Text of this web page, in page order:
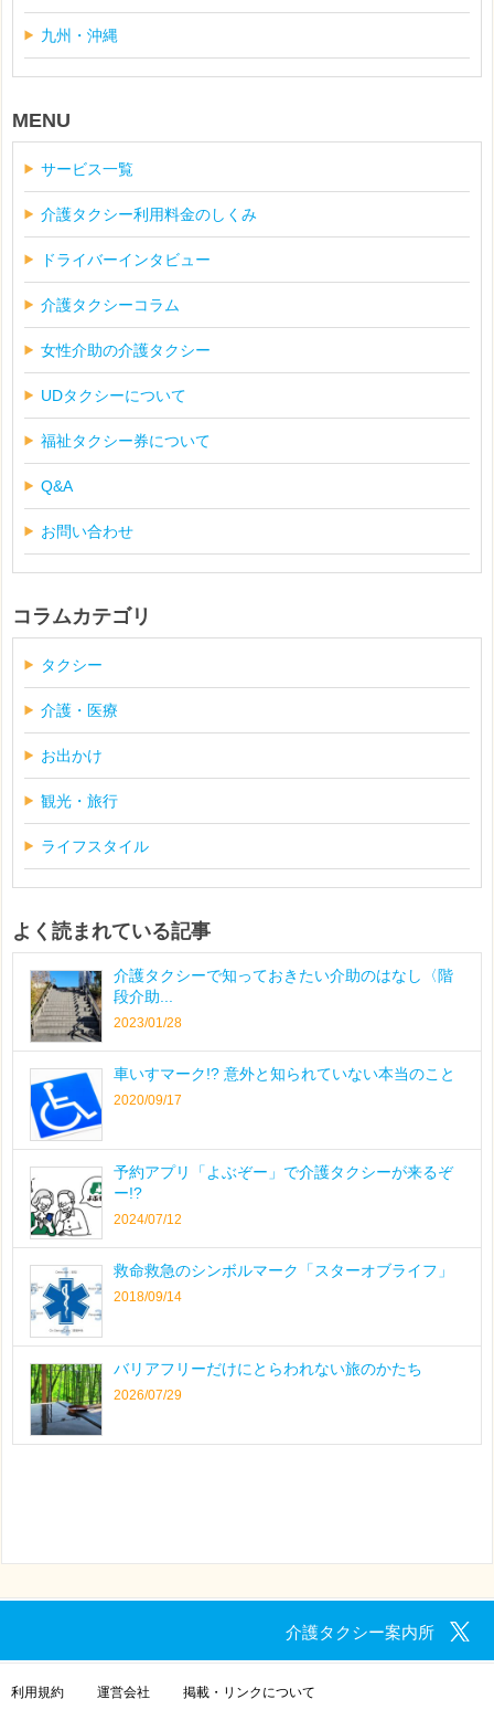
九州・沖縄
MENU
サービス一覧
介護タクシー利用料金のしくみ
ドライバーインタビュー
介護タクシーコラム
女性介助の介護タクシー
UDタクシーについて
福祉タクシー券について
Q&A
お問い合わせ
コラムカテゴリ
タクシー
介護・医療
お出かけ
観光・旅行
ライフスタイル
よく読まれている記事
介護タクシーで知っておきたい介助のはなし〈階
段介助...
2023/01/28
車いすマーク!? 意外と知られていない本当のこと
2020/09/17
予約アプリ「よぶぞー」で介護タクシーが来るぞ
ー!?
2024/07/12
救命救急のシンボルマーク「スターオブライフ」
2018/09/14
バリアフリーだけにとらわれない旅のかたち
2026/07/29
介護タクシー案内所
利用規約 運営会社 掲載・リンクについて